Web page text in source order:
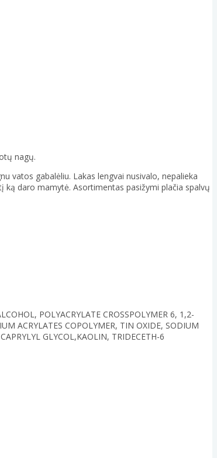
nagų.
vatos gabalėliu. Lakas lengvai nusivalo, nepalieka
daro mamytė. Asortimentas pasižymi plačia spalvų
POLYACRYLATE CROSSPOLYMER 6, 1,2-
ACRYLATES COPOLYMER, TIN OXIDE, SODIUM
GLYCOL,KAOLIN, TRIDECETH-6